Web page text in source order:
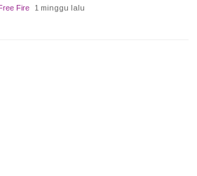
Free Fire 1 minggu lalu